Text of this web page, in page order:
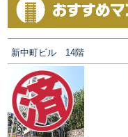
新中町ビル 14階